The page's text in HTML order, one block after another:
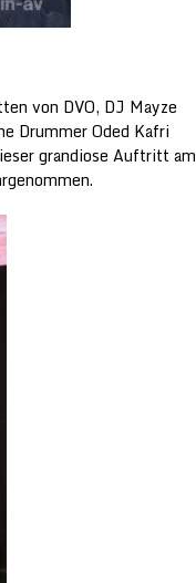
von DVO, DJ Mayze
Drummer Oded Kafri
grandiose Auftritt am